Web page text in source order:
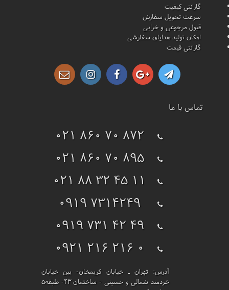
گارانتی کیفیت
سرعت تحویل سفارش
قبول مرجوعی و خرابی
امکان تولید هدایای سفارشی
گارانتی قیمت
تماس با ما
021 860 70 872
021 860 70 895
021 88 32 45 11
0919 7314249
0919 731 42 49
0921 216 216 0
آدرس: تهران ـ خیابان کریمخان- بین خیابان
خردمند شمالی و حسینی - ساختمان 43- طبقه5